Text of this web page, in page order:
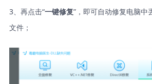
3、再点击“一键修复”，即可自动修复电脑中
文件；